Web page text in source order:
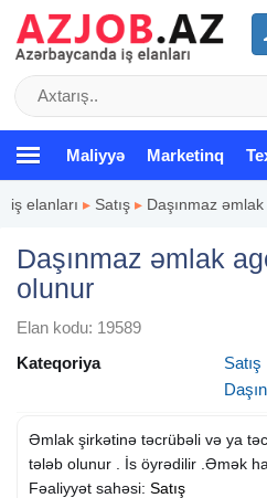
Maliyyə Marketinq
iş elanları ▸ Satış ▸ Daşınmaz
Daşınmaz əmlak
olunur
Elan kodu: 19589
Kateqoriya
Satış
Əmlak şirkətinə təcrübəli və ya
tələb olunur . İs öyrədilir .Əmək
Fəaliyyət sahəsi: Satış